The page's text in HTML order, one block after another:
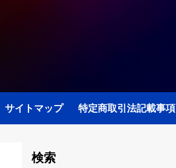
サイトマップ 特定商取引法記載事項
検索